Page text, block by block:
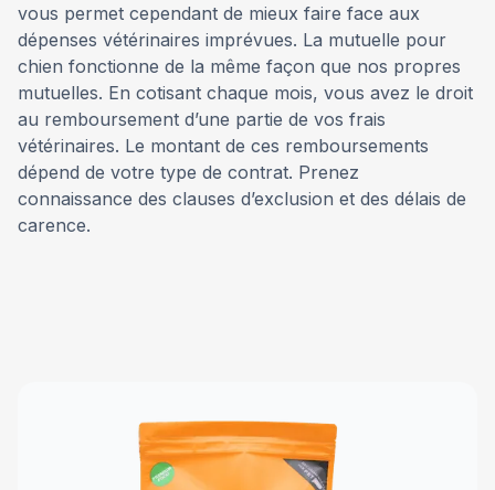
vous permet cependant de mieux faire face aux
dépenses vétérinaires imprévues. La mutuelle pour
chien fonctionne de la même façon que nos propres
mutuelles. En cotisant chaque mois, vous avez le droit
au remboursement d’une partie de vos frais
vétérinaires. Le montant de ces remboursements
dépend de votre type de contrat. Prenez
connaissance des clauses d’exclusion et des délais de
carence.